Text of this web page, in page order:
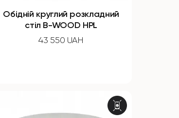
Обідній круглий розкладний
стіл B-WOOD HPL
43 550 UAH